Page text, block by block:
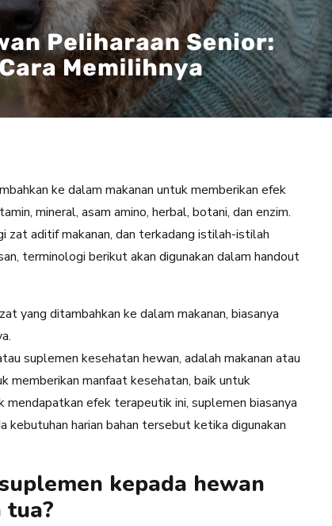
ke dalam makanan untuk memberikan efek
mineral, asam amino, herbal, botani, dan enzim.
aditif makanan, dan terkadang istilah-istilah
terminologi berikut akan digunakan dalam handout
yang ditambahkan ke dalam makanan, biasanya
suplemen kesehatan hewan, adalah makanan atau
memberikan manfaat kesehatan, baik untuk
efek terapeutik ini, suplemen biasanya
kebutuhan harian bahan tersebut ketika digunakan
kepada hewan
tua?